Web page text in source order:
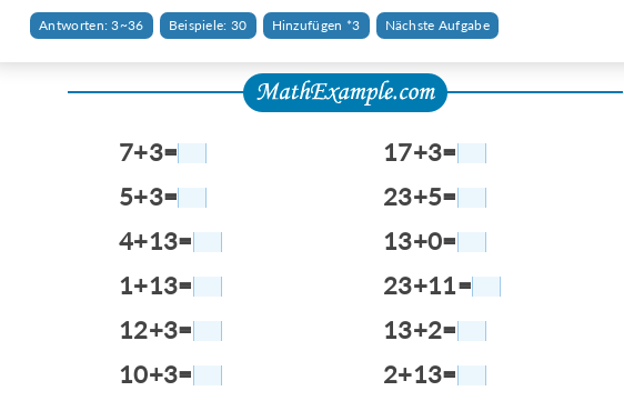
Аntworten: 3~36 Beispiele: 30 Hinzufügen *3 Nächste Aufgabe
7+3=
17+3=
5+3=
23+5=
4+13=
13+0=
1+13=
23+11=
12+3=
13+2=
10+3=
2+13=